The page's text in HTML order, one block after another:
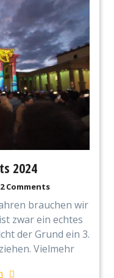
2024
Comments
brauchen wir
zwar ein echtes
der Grund ein 3.
Vielmehr